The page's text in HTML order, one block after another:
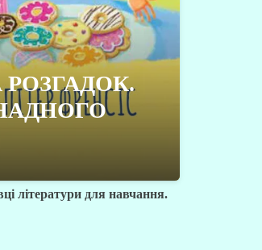
літератури для навчання.